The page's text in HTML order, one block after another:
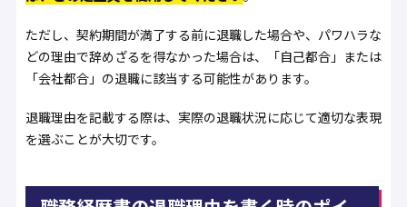
ただし、契約期間が満了する前に退職した場合や、パワハラな
どの理由で辞めざるを得なかった場合は、「自己都合」または
「会社都合」の退職に該当する可能性があります。
退職理由を記載する際は、実際の退職状況に応じて適切な表現
を選ぶことが大切です。